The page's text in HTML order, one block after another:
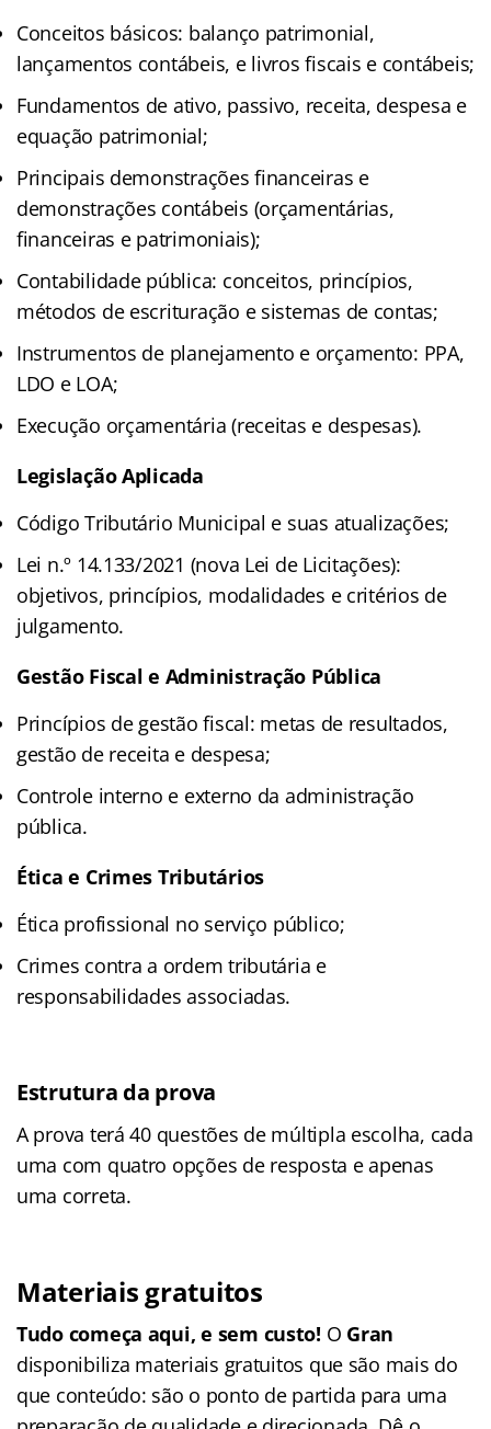
Conceitos básicos: balanço patrimonial,
lançamentos contábeis, e livros fiscais e contábeis;
Fundamentos de ativo, passivo, receita, despesa e
equação patrimonial;
Principais demonstrações financeiras e
demonstrações contábeis (orçamentárias,
financeiras e patrimoniais);
Contabilidade pública: conceitos, princípios,
métodos de escrituração e sistemas de contas;
Instrumentos de planejamento e orçamento: PPA,
LDO e LOA;
Execução orçamentária (receitas e despesas).
Legislação Aplicada
Código Tributário Municipal e suas atualizações;
Lei n.º 14.133/2021 (nova Lei de Licitações):
objetivos, princípios, modalidades e critérios de
julgamento.
Gestão Fiscal e Administração Pública
Princípios de gestão fiscal: metas de resultados,
gestão de receita e despesa;
Controle interno e externo da administração
pública.
Ética e Crimes Tributários
Ética profissional no serviço público;
Crimes contra a ordem tributária e
responsabilidades associadas.
Estrutura da prova
A prova terá 40 questões de múltipla escolha, cada
uma com quatro opções de resposta e apenas
uma correta.
Materiais gratuitos
Tudo começa aqui, e sem custo! O Gran
disponibiliza materiais gratuitos que são mais do
que conteúdo: são o ponto de partida para uma